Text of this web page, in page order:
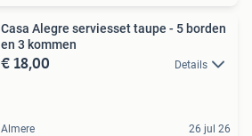
Casa Alegre serviesset taupe - 5 borden
en 3 kommen
€ 18,00 Details
Almere 26 jul 26